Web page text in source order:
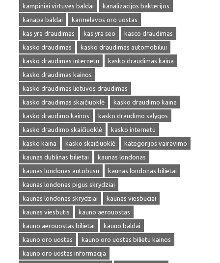
kampiniai virtuves baldai
kanalizacijos bakterijos
kanapa baldai
karmelavos oro uostas
kas yra draudimas
kas yra seo
kasco draudimas
kasko draudimas
kasko draudimas automobiliui
kasko draudimas internetu
kasko draudimas kaina
kasko draudimas kainos
kasko draudimas lietuvos draudimas
kasko draudimas skaičiuoklė
kasko draudimo kaina
kasko draudimo kainos
kasko draudimo salygos
kasko draudimo skaičiuoklė
kasko internetu
kasko kaina
kasko skaičiuoklė
kategorijos vairavimo
kaunas dublinas bilietai
kaunas londonas
kaunas londonas autobusu
kaunas londonas bilietai
kaunas londonas pigus skrydziai
kaunas londonas skrydziai
kaunas viesbuciai
kaunas viesbutis
kauno aerouostas
kauno aerouostas bilietai
kauno baldai
kauno oro uostas
kauno oro uostas bilietu kainos
kauno oro uostas informacija